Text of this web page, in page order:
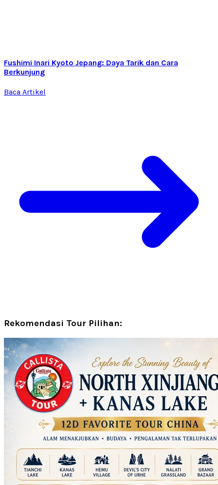
Fushimi Inari Kyoto Jepang: Daya Tarik dan Cara
Berkunjung
Baca Artikel
Rekomendasi Tour Pilihan: